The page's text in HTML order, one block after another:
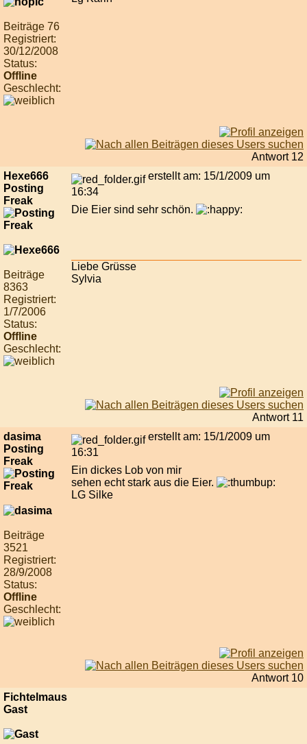
Beiträge 76
Registriert:
30/12/2008
Status:
Offline
Geschlecht:
Antwort 12
Hexe666
Posting
Freak
Beiträge
8363
Registriert:
1/7/2006
Status:
Offline
Geschlecht:
erstellt am: 15/1/2009 um
16:34
Die Eier sind sehr schön.
Liebe Grüsse
Sylvia
Antwort 11
dasima
Posting
Freak
Beiträge
3521
Registriert:
28/9/2008
Status:
Offline
Geschlecht:
erstellt am: 15/1/2009 um
16:31
Ein dickes Lob von mir
sehen echt stark aus die Eier.
LG Silke
Antwort 10
Fichtelmaus
Gast